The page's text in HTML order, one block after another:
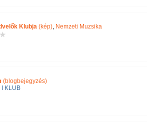
Klubja (kép), Nemzeti Muzsika
(blogbejegyzés)
I KLUB